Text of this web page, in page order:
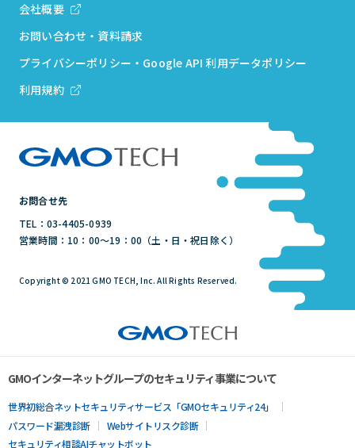
お問合せ先
TEL：03-4405-0939
営業時間：10：00～19：00（土・日・祝日除く）
会社概要
お問い合わせ・資料請求
プライバシーポリシー・Google API 利用データポリシー
利用規約
Copyright © 2021 GMO TECH, Inc. All Rights Reserved.
GMOインターネットグループのセキュリティ事業について
世界初総合ネットセキュリティサービス「GMOセキュリティ24」
パスワード漏洩診断
Webサイトリスク診断
セキュリティ相談AIチャットボット